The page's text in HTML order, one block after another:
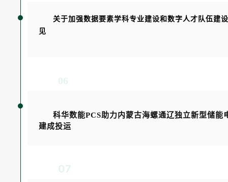
关于加强数据要素学科专业建设和数字人才队伍建
见
06
科华数能PCS助力内蒙古海螺通辽独立新型储能
建成投运
07